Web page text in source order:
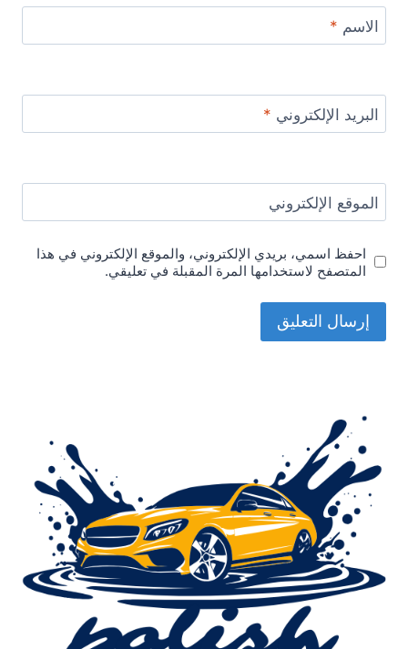
الاسم *
البريد الإلكتروني *
الموقع الإلكتروني
احفظ اسمي، بريدي الإلكتروني، والموقع الإلكتروني في هذا
المتصفح لاستخدامها المرة المقبلة في تعليقي.